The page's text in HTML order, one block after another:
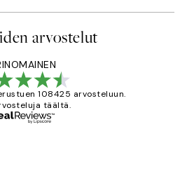
arvostelut
108425 arvosteluun.
täältä.